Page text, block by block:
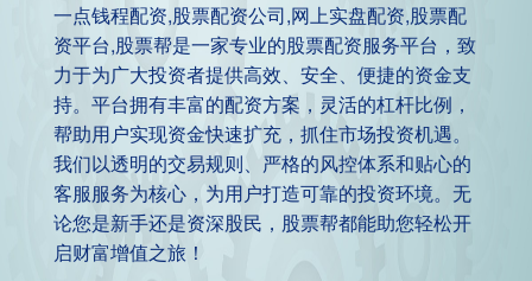
一点钱程配资,股票配资公司,网上实盘配资,股票配
资平台,股票帮是一家专业的股票配资服务平台，致
力于为广大投资者提供高效、安全、便捷的资金支
持。平台拥有丰富的配资方案，灵活的杠杆比例，
帮助用户实现资金快速扩充，抓住市场投资机遇。
我们以透明的交易规则、严格的风控体系和贴心的
客服服务为核心，为用户打造可靠的投资环境。无
论您是新手还是资深股民，股票帮都能助您轻松开
启财富增值之旅！